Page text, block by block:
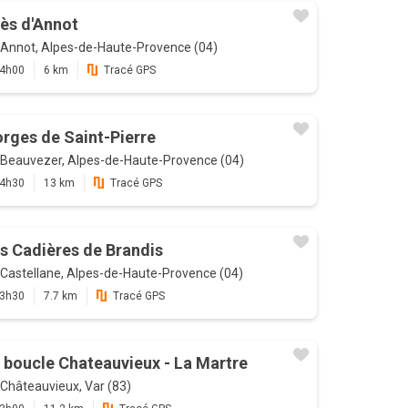
d'Annot
Annot, Alpes-de-Haute-Provence (04)
6 km Tracé GPS
de Saint-Pierre
Beauvezer, Alpes-de-Haute-Provence (04)
13 km Tracé GPS
Cadières de Brandis
Castellane, Alpes-de-Haute-Provence (04)
7.7 km Tracé GPS
boucle Chateauvieux - La Martre
Châteauvieux, Var (83)